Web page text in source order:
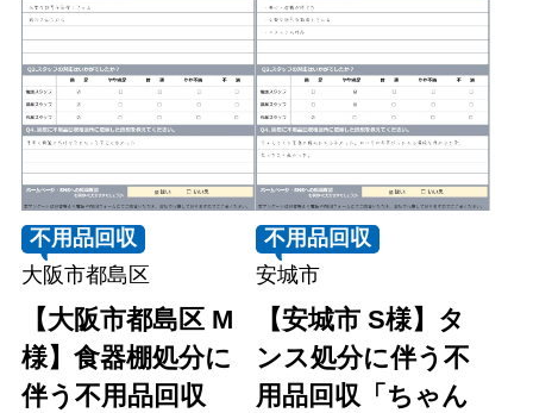
不用品回収
大阪市都島区
【大阪市都島区 M
様】食器棚処分に
伴う不用品回収
不用品回収
安城市
【安城市 S様】タ
ンス処分に伴う不
用品回収「ちゃん